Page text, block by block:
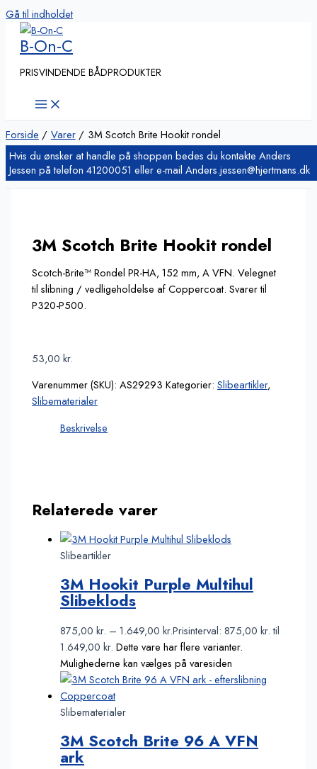
Gå til indholdet
B-On-C
PRISVINDENDE BÅDPRODUKTER
Forside Varer 3M Scotch Brite Hookit rondel
3M Scotch Brite Hookit rondel
Scotch-Brite™ Rondel PR-HA, 152 mm, A VFN. Velegnet
til slibning / vedligeholdelse af Coppercoat. Svarer til
P320-P500.
53,00kr.
Varenummer (SKU):AS29293 Kategorier:Slibeartikler,
Slibematerialer
Beskrivelse
Relaterede varer
Slibeartikler
3M Hookit Purple Multihul
Slibeklods
875,00kr. – 1.649,00kr.Prisinterval: 875,00 kr. til
1.649,00 kr. Dette vare har flere varianter.
Mulighederne kan vælges på varesiden
Slibematerialer
3M Scotch Brite 96 A VFN
ark